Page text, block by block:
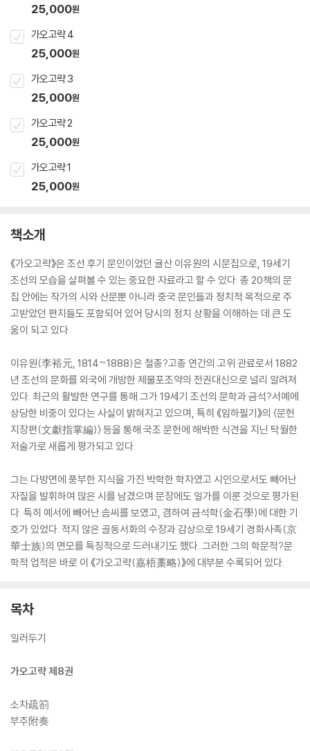
25,000원
가오고략 4
25,000원
가오고략 3
25,000원
가오고략 2
25,000원
가오고략 1
25,000원
책소개
《가오고략》은 조선 후기 문인이었던 귤산 이유원의 시문집으로, 19세기
조선의 모습을 살펴볼 수 있는 중요한 자료라고 할 수 있다. 총 20책의 문
집 안에는 작가의 시와 산문뿐 아니라 중국 문인들과 정치적 목적으로 주
고받았던 편지들도 포함되어 있어 당시의 정치 상황을 이해하는 데 큰 도
움이 되고 있다.
이유원(李裕元, 1814~1888)은 철종?고종 연간의 고위 관료로서 1882
년 조선의 문화를 외국에 개방한 제물포조약의 전권대신으로 널리 알려져
있다. 최근의 활발한 연구를 통해 그가 19세기 조선의 문학과 금석?서예에
상당한 비중이 있다는 사실이 밝혀지고 있으며, 특히 《임하필기》의 〈문헌
지장편(文獻指掌編)〉 등을 통해 국조 문헌에 해박한 식견을 지닌 탁월한
저술가로 새롭게 평가되고 있다.
그는 다방면에 풍부한 지식을 가진 박학한 학자였고 시인으로서도 빼어난
자질을 발휘하여 많은 시를 남겼으며 문장에도 일가를 이룬 것으로 평가된
다. 특히 예서에 빼어난 솜씨를 보였고, 겸하여 금석학(金石學)에 대한 기
호가 있었다. 적지 않은 골동서화의 수장과 감상으로 19세기 경화사족(京
華士族)의 면모를 특징적으로 드러내기도 했다. 그러한 그의 학문적?문
학적 업적은 바로 이 《가오고략(嘉梧藁略)》에 대부분 수록되어 있다.
목차
일러두기
가오고략 제8권
소차疏箚
부주附奏